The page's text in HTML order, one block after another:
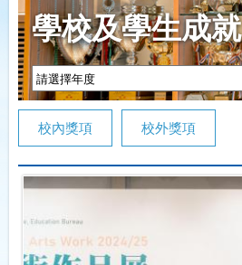
學校及學生成就
校內獎項 校外獎項